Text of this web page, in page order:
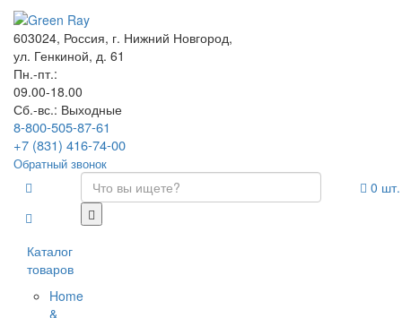
603024, Россия, г. Нижний Новгород,
ул. Генкиной, д. 61
Пн.-пт.:
09.00-18.00
Сб.-вс.: Выходные
8-800-505-87-61
+7 (831) 416-74-00
Обратный звонок
Каталог
товаров
Home
&
0